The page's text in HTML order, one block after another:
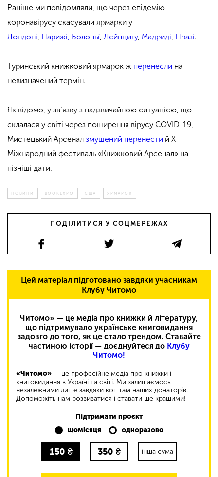
Раніше ми повідомляли, що через епідемію
коронавірусу скасували ярмарки у
Лондоні, Парижі, Болоньї, Лейпцигу, Мадриді, Празі.
Туринський книжковий ярмарок ж перенесли на
невизначений термін.
Як відомо, у зв’язку з надзвичайною ситуацією, що
склалася у світі через поширення вірусу COVID-19,
Мистецький Арсенал змушений перенести й Х
Міжнародний фестиваль «Книжковий Арсенал» на
пізніші дати.
НОВИНИ BOOKEXPO США ЯРМАРОК
ПОДІЛИТИСЯ У СОЦМЕРЕЖАХ
Цей матеріал підготовано завдяки учасникам
Клубу Читомо
Читомо» — це медіа про книжки й літературу,
що підтримувало українське книговидання
задовго до того, як це стало трендом. Ставайте
частиною історії — доєднуйтеся до Клубу
Читомо!
«Читомо» — це професійне медіа про книжки і
книговидання в Україні та світі. Ми залишаємось
незалежними лише завдяки коштам наших донаторів.
Допоможіть нам розвиватися і ставати ще кращими!
Підтримати проєкт
щомісяця
одноразово
150 ₴ 350 ₴ інша сума